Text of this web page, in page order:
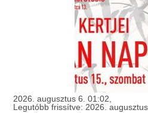
2026. augusztus 6. 01:02,
Legutóbb frissítve: 2026.